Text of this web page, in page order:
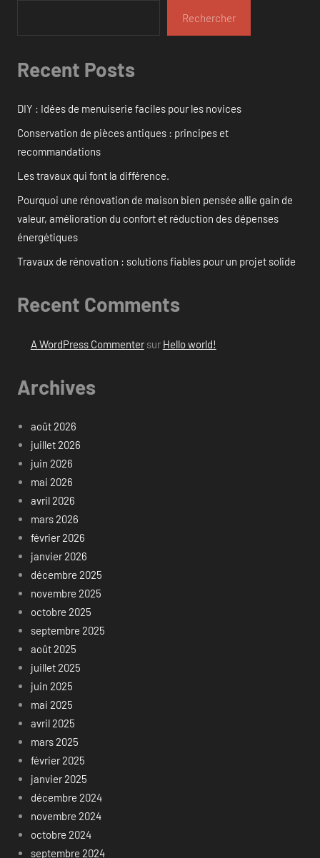
Rechercher
Recent Posts
DIY : Idées de menuiserie faciles pour les novices
Conservation de pièces antiques : principes et
recommandations
Les travaux qui font la différence.
Pourquoi une rénovation de maison bien pensée allie gain de
valeur, amélioration du confort et réduction des dépenses
énergétiques
Travaux de rénovation : solutions fiables pour un projet solide
Recent Comments
A WordPress Commentersur Hello world!
Archives
août 2026
juillet 2026
juin 2026
mai 2026
avril 2026
mars 2026
février 2026
janvier 2026
décembre 2025
novembre 2025
octobre 2025
septembre 2025
août 2025
juillet 2025
juin 2025
mai 2025
avril 2025
mars 2025
février 2025
janvier 2025
décembre 2024
novembre 2024
octobre 2024
septembre 2024